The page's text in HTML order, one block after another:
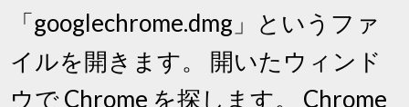
「googlechrome.dmg」というファ
イルを開きます。 開いたウィンド
ウで Chrome を探します。 Chrome